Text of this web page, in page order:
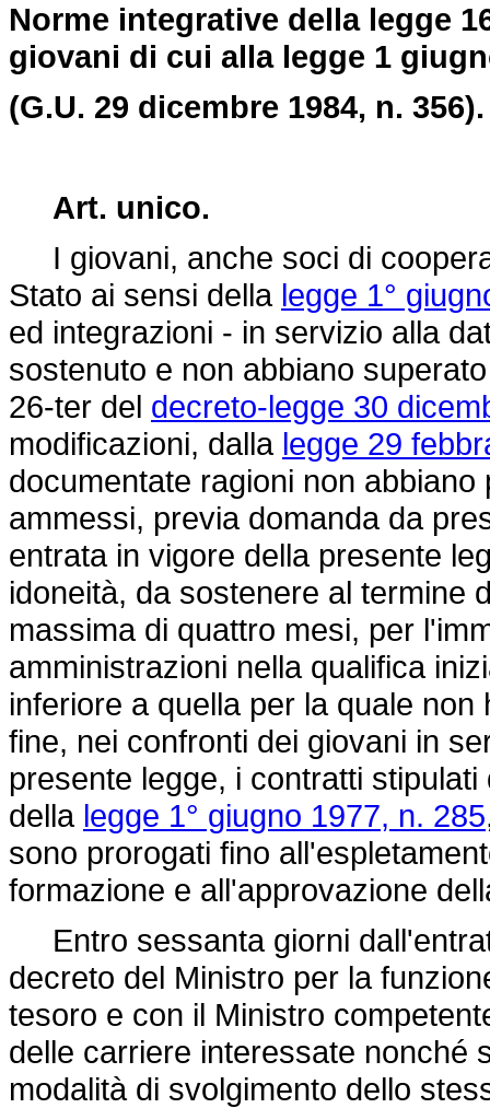
Norme integrative della legge
giovani di cui alla legge 1
(G.U. 29 dicembre 1984, n. 356).
Art. unico.
I giovani, anche soci di
Stato ai sensi della legge 1°
ed integrazioni - in servizio alla
sostenuto e non abbiano
26-ter del decreto-legge 30
modificazioni, dalla legge 29
documentate ragioni non
ammessi, previa domanda da
entrata in vigore della presente
idoneità, da sostenere al termine
massima di quattro mesi, per
amministrazioni nella qualifica
inferiore a quella per la quale
fine, nei confronti dei giovani in
presente legge, i contratti
della legge 1° giugno 1977, n. 285
sono prorogati fino
formazione e all'approvazione
Entro sessanta giorni
decreto del Ministro per la
tesoro e con il Ministro
delle carriere interessate nonché
modalità di svolgimento dello